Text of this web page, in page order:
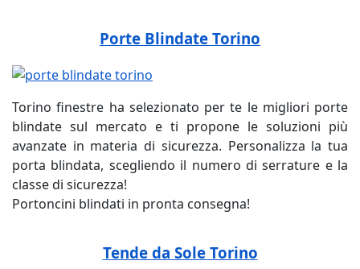
Porte Blindate Torino
Torino finestre ha selezionato per te le migliori porte
blindate sul mercato e ti propone le soluzioni più
avanzate in materia di sicurezza. Personalizza la tua
porta blindata, scegliendo il numero di serrature e la
classe di sicurezza!
Portoncini blindati in pronta consegna!
Tende da Sole Torino